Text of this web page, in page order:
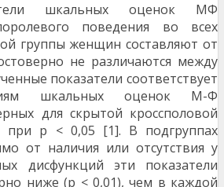
шкальных оценок МФ
поведения во всех
группы женщин составляют от
не различаются между
показатели соответствует
шкальных оце­нок М-Ф
для скрытой крос­споловой
при р < 0,05 [1]. В подгруппах
от наличия или отсутствия у
дисфункций эти показатели
ниже (р < 0,01), чем в каждой